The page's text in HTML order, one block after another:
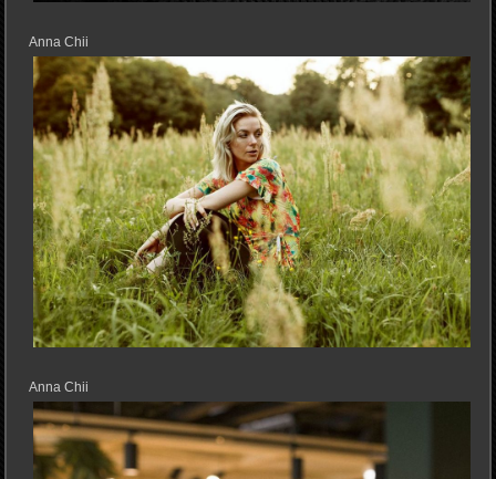
Anna Chii
Anna Chii